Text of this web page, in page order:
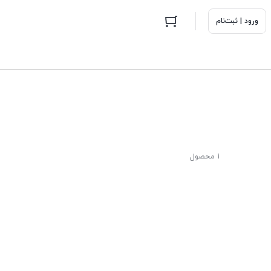
ورود | ثبت‌نام
1 محصول